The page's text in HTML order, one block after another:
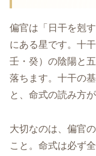
偏官は「日干を剋
にある星です。十
壬・癸）の陰陽と
落ちます。十干の
と、命式の読み方
大切なのは、偏官
こと。命式は必ず